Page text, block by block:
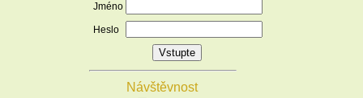
Jméno
Heslo
Návštěvnost